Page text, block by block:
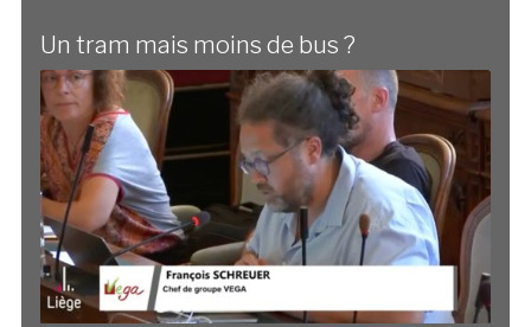
Un tram mais moins de bus ?